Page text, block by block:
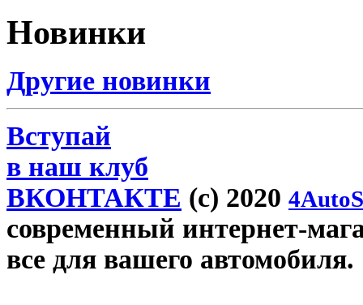
Новинки
Другие новинки
Вступай
в наш клуб
ВКОНТАКТЕ (c) 2020
современный интернет-
все для вашего автомобиля.